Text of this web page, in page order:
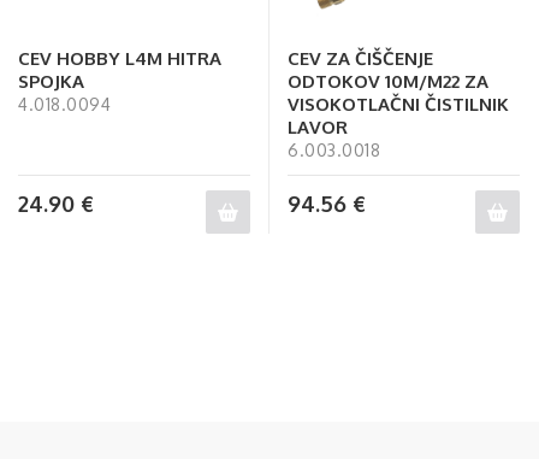
CEV HOBBY L4M HITRA
SPOJKA
4.018.0094
24.90 €
CEV ZA ČIŠČENJE
ODTOKOV 10M/M22 ZA
VISOKOTLAČNI ČISTILNIK
LAVOR
6.003.0018
94.56 €